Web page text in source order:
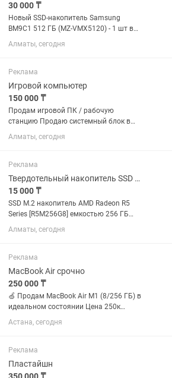
30 000 ₸
Новый SSD-накопитель Samsung
BM9C1 512 ГБ (MZ-VMX5120) - 1 шт в
наличие
Алматы, сегодня
Реклама
Игровой компьютер
150 000 ₸
Продам игровой ПК / рабочую
станцию Продаю системный блок в
хорошем состоянии. Отлично подходит
для игр, работы и повседневных задач.
E5-2670 v2 (2.50...
Алматы, сегодня
Реклама
Твердотельный накопитель SSD AMD Radeon R5 (R5M256G8) [256 ГБ, M.2 SATA III
15 000 ₸
SSD M.2 накопитель AMD Radeon R5
Series [R5M256G8] емкостью 256 ГБ
является производительным и
надежным запоминающим
чипа. Применение контроллера Silicon
Motion,...
Алматы, сегодня
Реклама
MacBook Air срочно
250 000 ₸
🍏 Продам MacBook Air M1 (8/256 ГБ) в
идеальном состоянии Цена 250к
Продаю за ненадобностью. Ноутбук
полностью исправен, работает быстро,
Бережная...
Астана, сегодня
Реклама
Пластайшн